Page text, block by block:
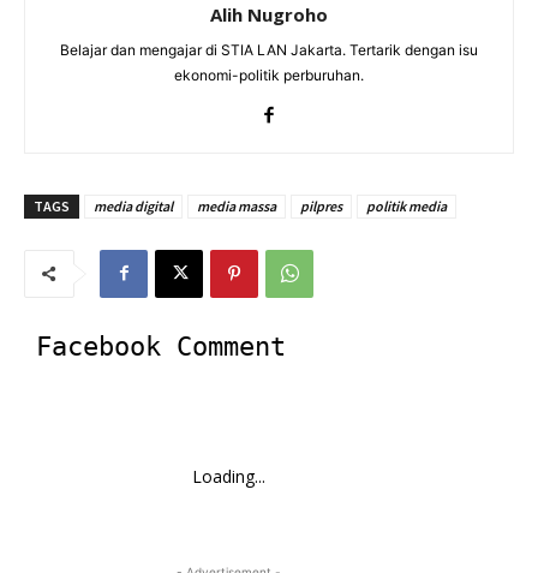
Alih Nugroho
Belajar dan mengajar di STIA LAN Jakarta. Tertarik dengan isu
ekonomi-politik perburuhan.
TAGS media digital media massa pilpres politik media
Facebook Comment
Loading...